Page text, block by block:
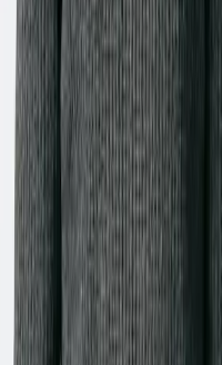
Suas Imagens:
com IA
Sua Imagem
a foto estática
retrato, uma paisagem,
que queira
ferramenta suporta
a Animação